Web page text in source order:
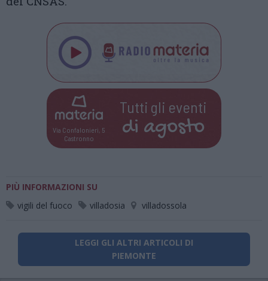
Via Confalonieri, 5
Castronno
Tutti gli eventi
di agosto
PIÙ INFORMAZIONI SU
vigili del fuoco
villadosia villadossola
LEGGI GLI ALTRI ARTICOLI DI
PIEMONTE